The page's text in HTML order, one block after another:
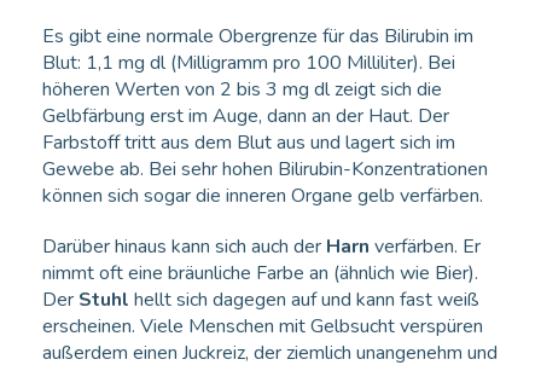
Es gibt eine normale Obergrenze für das Bilirubin im
Blut: 1,1 mg dl (Milligramm pro 100 Milliliter). Bei
höheren Werten von 2 bis 3 mg dl zeigt sich die
Gelbfärbung erst im Auge, dann an der Haut. Der
Farbstoff tritt aus dem Blut aus und lagert sich im
Gewebe ab. Bei sehr hohen Bilirubin-Konzentrationen
können sich sogar die inneren Organe gelb verfärben.
Darüber hinaus kann sich auch der Harn verfärben. Er
nimmt oft eine bräunliche Farbe an (ähnlich wie Bier).
Der Stuhl hellt sich dagegen auf und kann fast weiß
erscheinen. Viele Menschen mit Gelbsucht verspüren
außerdem einen Juckreiz, der ziemlich unangenehm und